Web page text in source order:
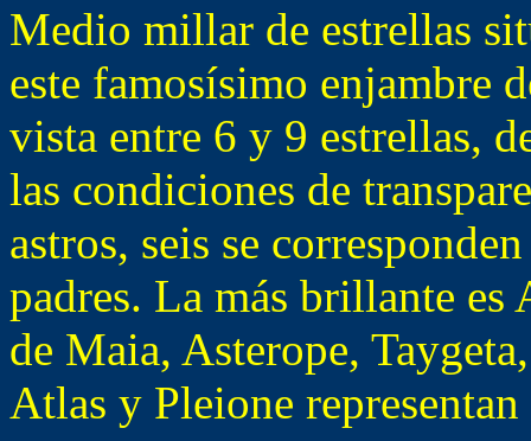
Medio millar de estrellas
este famosísimo enjambre
vista entre 6 y 9 estrellas,
las condiciones de
astros, seis se
padres. La más brillante
de Maia, Asterope,
Atlas y Pleione